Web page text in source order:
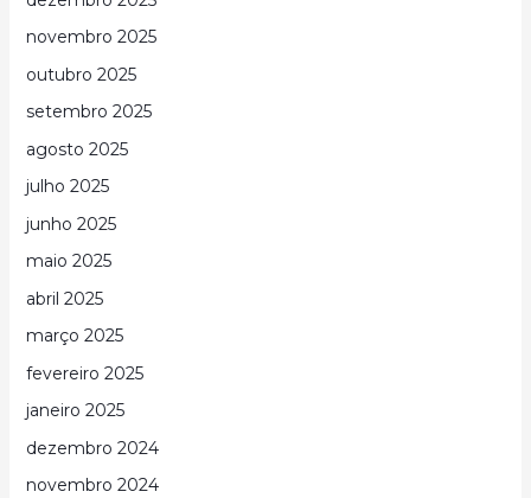
novembro 2025
outubro 2025
setembro 2025
agosto 2025
julho 2025
junho 2025
maio 2025
abril 2025
março 2025
fevereiro 2025
janeiro 2025
dezembro 2024
novembro 2024